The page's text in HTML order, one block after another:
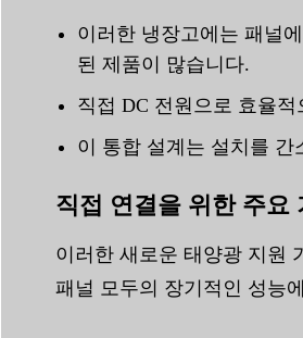
이러한 냉장고에는 패널
된 제품이 많습니다.
직접 DC 전원으로 효율
이 통합 설계는 설치를
직접 연결을 위한 주요
이러한 새로운 태양광 지원
패널 모두의 장기적인 성능